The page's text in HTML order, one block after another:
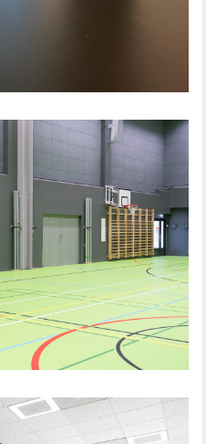
NORGE